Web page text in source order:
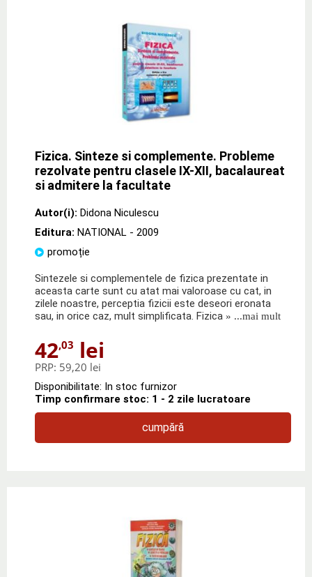
Fizica. Sinteze si complemente. Probleme
rezolvate pentru clasele IX-XII, bacalaureat
si admitere la facultate
Autor(i): Didona Niculescu
Editura: NATIONAL - 2009
promoție
Sintezele si complementele de fizica prezentate in
aceasta carte sunt cu atat mai valoroase cu cat, in
zilele noastre, perceptia fizicii este deseori eronata
sau, in orice caz, mult simplificata. Fizica » ...mai mult
42,03 lei
PRP: 59,20 lei
Disponibilitate: In stoc furnizor
Timp confirmare stoc: 1 - 2 zile lucratoare
cumpără